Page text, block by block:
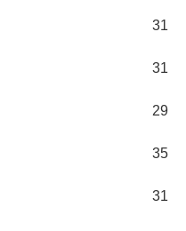
31
31
29
35
31